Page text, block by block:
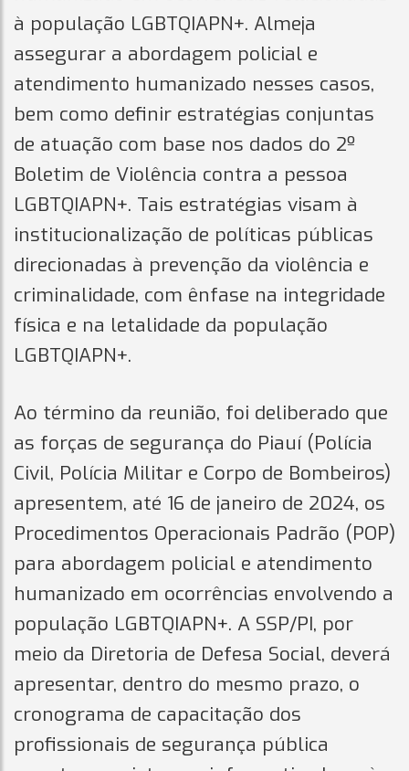
à população LGBTQIAPN+. Almeja
assegurar a abordagem policial e
atendimento humanizado nesses casos,
bem como definir estratégias conjuntas
de atuação com base nos dados do 2º
Boletim de Violência contra a pessoa
LGBTQIAPN+. Tais estratégias visam à
institucionalização de políticas públicas
direcionadas à prevenção da violência e
criminalidade, com ênfase na integridade
física e na letalidade da população
LGBTQIAPN+.
Ao término da reunião, foi deliberado que
as forças de segurança do Piauí (Polícia
Civil, Polícia Militar e Corpo de Bombeiros)
apresentem, até 16 de janeiro de 2024, os
Procedimentos Operacionais Padrão (POP)
para abordagem policial e atendimento
humanizado em ocorrências envolvendo a
população LGBTQIAPN+. A SSP/PI, por
meio da Diretoria de Defesa Social, deverá
apresentar, dentro do mesmo prazo, o
cronograma de capacitação dos
profissionais de segurança pública